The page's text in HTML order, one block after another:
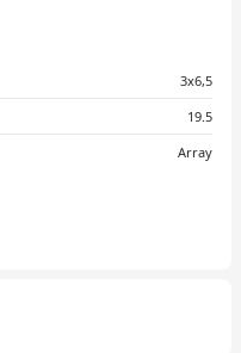
3х6,5
19.5
Array